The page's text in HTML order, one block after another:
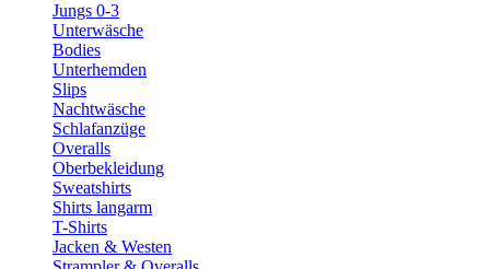
Jungs 0-3
Unterwäsche
Bodies
Unterhemden
Slips
Nachtwäsche
Schlafanzüge
Overalls
Oberbekleidung
Sweatshirts
Shirts langarm
T-Shirts
Jacken & Westen